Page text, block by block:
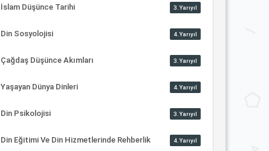
İslam Düşünce Tarihi 3.Yarıyıl
Din Sosyolojisi 4.Yarıyıl
Çağdaş Düşünce Akımları 3.Yarıyıl
Yaşayan Dünya Dinleri 4.Yarıyıl
Din Psikolojisi 3.Yarıyıl
Din Eğitimi Ve Din Hizmetlerinde Rehberlik 4.Yarıyıl